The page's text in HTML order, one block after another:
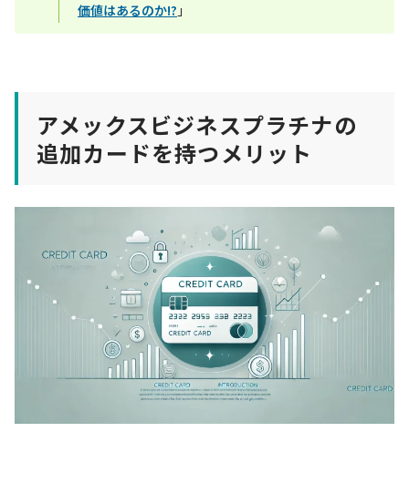
価値はあるのか!? 」
アメックスビジネスプラチナの
追加カードを持つメリット